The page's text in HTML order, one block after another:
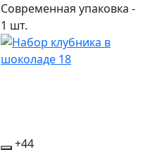
Современная упаковка -
1 шт.
+44